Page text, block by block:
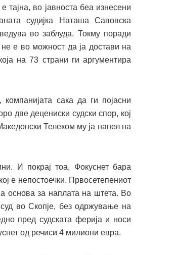
тајна, во јавноста беа изнесени
судијка Наташа Савовска
во заблуда. Токму поради
не е во можност да ја достави на
на 73 страни ги аргументира
сака да ги појасни
две децениски судски спор, кој
Телеком му ја нанел на
И покрај тоа, Фокуснет бара
е непостоечки. Првосетепениот
основа за наплата на штета. Во
во Скопје, без одржување на
пред судската ферија и носи
од речиси 4 милиони евра.